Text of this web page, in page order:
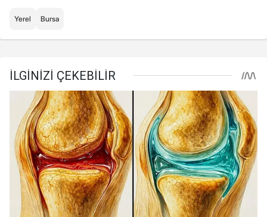
Yerel Bursa